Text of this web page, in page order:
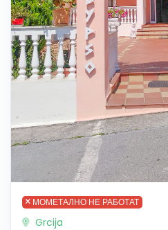
МОМЕТАЛНО НЕ РАБОТАТ
Grcija